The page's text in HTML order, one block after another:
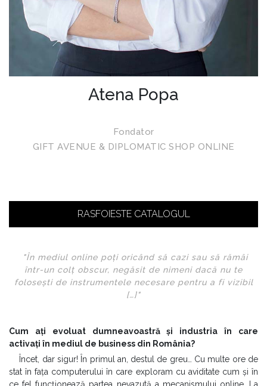
Atena Popa
Fondator
GIFT AVENUE & DIPLOMATIC SHOP ONLINE
RASFOIESTE CATALOGUL
"În mediul online poți oricând să cazi sau să rămâi
într-un colț obscur, negăsit de nimeni dacă nu te
folosești de instrumentele necesare pentru a fi vizibil
[…]"
Cum ați evoluat dumneavoastră și industria în care
activați în mediul de business din România?
Încet, dar sigur! În primul an, destul de greu… Cu multe ore de
stat în fața computerului în care exploram cu aviditate cum și în